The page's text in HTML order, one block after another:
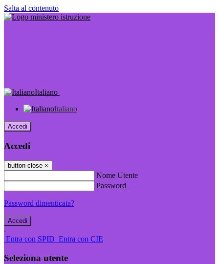
Salta al contenuto
Italiano
Italiano
Accedi
Accedi
button close ×
Nome Utente
Password
Password dimenticata?
-
Entra con SPID Entra con CIE
Seleziona utente